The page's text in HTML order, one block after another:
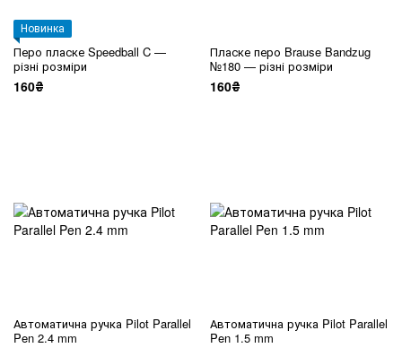
Новинка
Перо пласке Speedball C —
різні розміри
160₴
Пласке перо Brause Bandzug
№180 — різні розміри
160₴
Автоматична ручка Pilot Parallel
Pen 2.4 mm
Автоматична ручка Pilot Parallel
Pen 1.5 mm